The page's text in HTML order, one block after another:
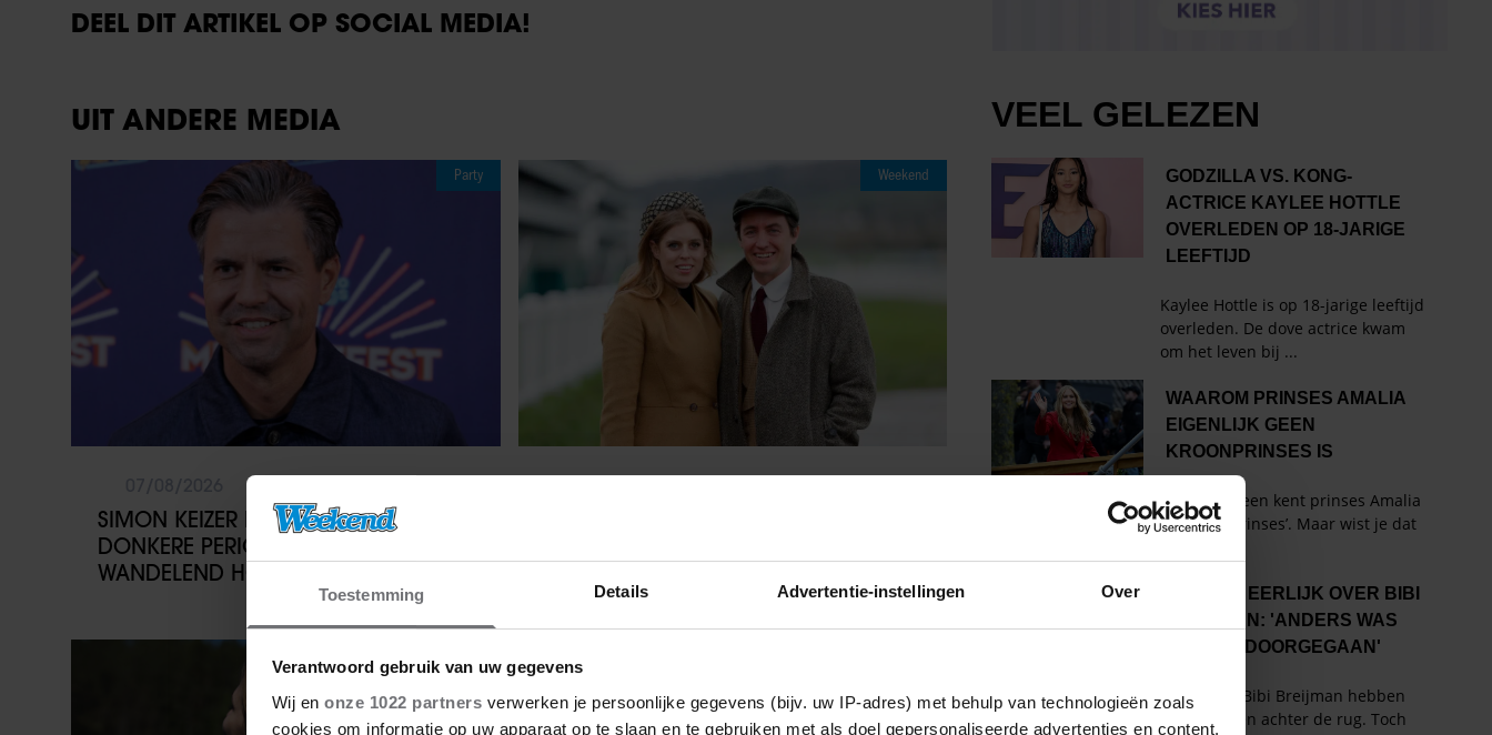
Toestemming Details Advertentie-instellingen Over
Verantwoord gebruik van uw gegevens
Wij en onze 1022 partners verwerken je persoonlijke gegevens (bijv. uw IP-adres) met behulp van technologieën zoals
cookies om informatie op uw apparaat op te slaan en te gebruiken met als doel gepersonaliseerde advertenties en content,
DEEL DIT ARTIKEL OP SOCIAL MEDIA!
UIT ANDERE MEDIA
Party
SIMON KEIZER BLIKT TERUG OP
DONKERE PERIODE: ‘IK WAS EEN
WANDELEND HOOFD’
Weekend